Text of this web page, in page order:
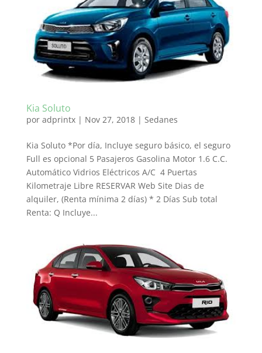
Kia Soluto
por adprintx| Nov 27, 2018| Sedanes
Kia Soluto *Por día, Incluye seguro básico, el seguro
Full es opcional 5 Pasajeros Gasolina Motor 1.6 C.C.
Automático Vidrios Eléctricos A/C 4 Puertas
Kilometraje Libre RESERVAR Web Site Dias de
alquiler, (Renta mínima 2 días) * 2 Días Sub total
Renta: Q Incluye...